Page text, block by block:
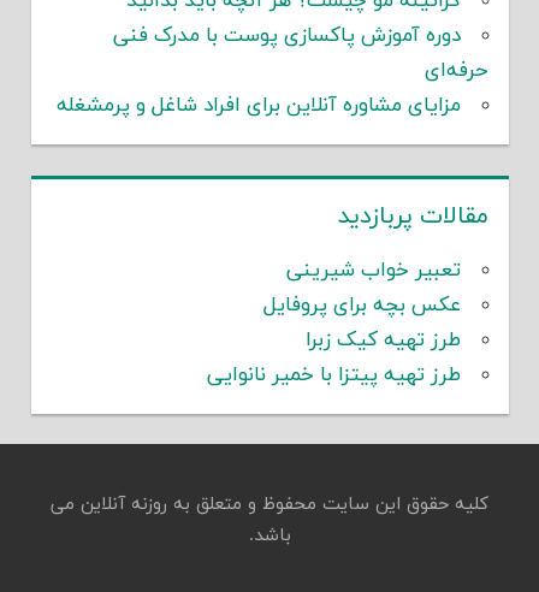
دوره آموزش پاکسازی پوست با مدرک فنی
حرفه‌ای
مزایای مشاوره آنلاین برای افراد شاغل و پرمشغله
مقالات پربازدید
تعبیر خواب شیرینی
عکس بچه برای پروفایل
طرز تهیه کیک زبرا
طرز تهیه پیتزا با خمیر نانوایی
کلیه حقوق این سایت محفوظ و متعلق به روزنه آنلاین می
باشد.